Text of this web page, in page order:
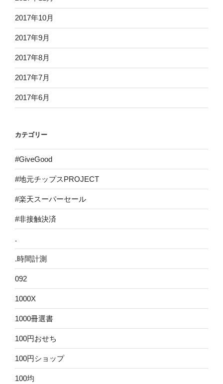
2017年10月
2017年9月
2017年8月
2017年7月
2017年6月
カテゴリー
#GiveGood
#地元チップスPROJECT
#楽天スーパーセール
#非接触決済
.
.時間計測
092
1000X
1000冊選書
100円おせち
100円ショップ
100均